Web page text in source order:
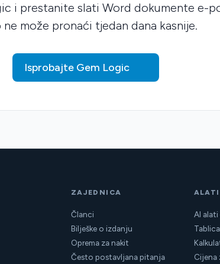
i prestanite slati Word dokumente e-
može pronaći tjedan dana kasnije.
Isprobajte Gem Logic
ZAJEDNICA
Članci
Bilješke o izdanju
Oprema za nakit
Često postavljana pitanja
ALATI
AI alati
Cijena